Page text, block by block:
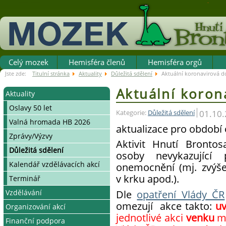
Celý mozek Hemisféra členů Hemisféra orgů
Jste zde: Titulní stránka Aktuality Důležitá sdělení Aktuální koronavirová
Aktuality
Oslavy 50 let
Valná hromada HB 2026
Zprávy/Výzvy
Důležitá sdělení
Kalendář vzdělávacích akcí
Terminář
Vzdělávání
Systém vzdělávání v HB
Víkendové organizátorské
Organizování akcí
Jak se stát organizátorem
Finanční podpora
Aktuální
Kategorie: Důležitá sdělení
aktualizace pro období
Aktivit Hnutí
osoby nevykazující
onemocnění (mj.
v krku apod.).
Dle opatření Vlády ČR
omezují akce takto:
jednotlivé akci venku